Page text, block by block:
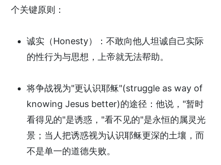
个关键原则：
诚实（Honesty）：不敢向他人坦诚自己实际
的性行为与思想，上帝就无法帮助。
将争战视为"更认识耶稣"(struggle as way of
knowing Jesus better)的途径：他说，"暂时
看得见的"是诱惑，"看不见的"是永恒的属灵光
景；当人把诱惑视为认识耶稣更深的土壤，而
不是单一的道德失败。